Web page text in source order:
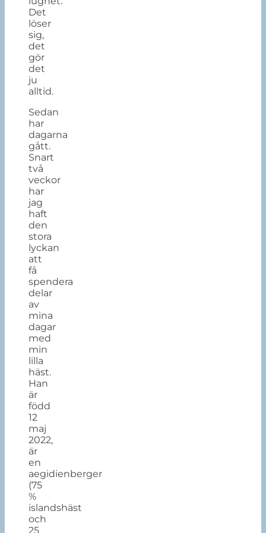
Det
löser
sig,
det
gör
det
ju
alltid.
Sedan
har
dagarna
gått.
Snart
två
veckor
har
jag
haft
den
stora
lyckan
att
få
spendera
delar
av
mina
dagar
med
min
lilla
häst.
Han
är
född
12
maj
2022,
är
en
aegidienberger
(75
%
islandshäst
och
25